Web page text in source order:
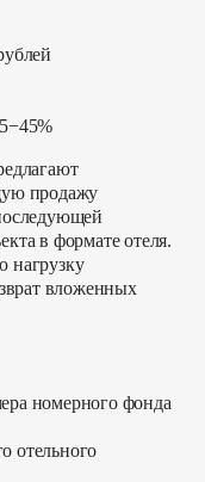
продажу
в формате отеля.
нагрузку
вложенных
номерного фонда
отельного